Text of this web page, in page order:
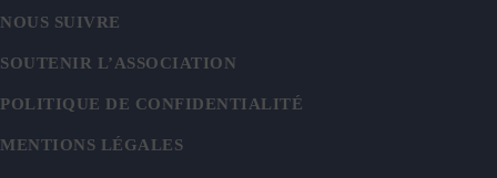
NOUS SUIVRE
SOUTENIR L’ASSOCIATION
POLITIQUE DE CONFIDENTIALITÉ
MENTIONS LÉGALES